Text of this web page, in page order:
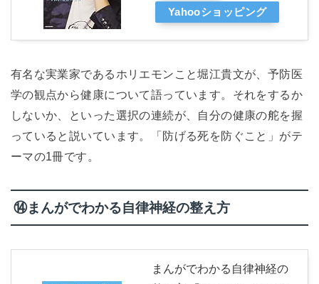
Yahooショッピング
有名な実業家であるホリエモンこと堀江貴文が、予防医
学の観点から健康について語っています。それをするか
しないか、といった選択の連続が、自分の健康の舵を握
っていると説いています。「防げる死を防ぐこと」がテ
ーマの1冊です。
⑭まんがでわかる自律神経の整え方
まんがでわかる自律神経の